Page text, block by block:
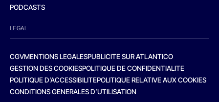
PODCASTS
LEGAL
CGVMENTIONS LEGALESPUBLICITE SUR ATLANTICO
GESTION DES COOKIESPOLITIQUE DE CONFIDENTIALITE
POLITIQUE D’ACCESSIBILITEPOLITIQUE RELATIVE AUX COOKIES
CONDITIONS GENERALES D’UTILISATION